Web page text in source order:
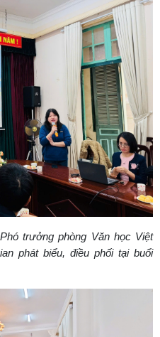
trưởng phòng Văn học Việt
phát biểu, điều phối tại buổi